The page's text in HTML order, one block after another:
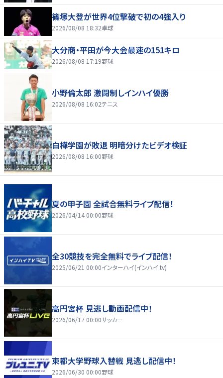
篠塚大登が世界4位撃破で初の4強入り
2026/08/08 18:32卓球
大分商・平田が今大会最速の151キロ
2026/08/08 17:19野球
小野倫太郎 激闘制しインハイ優勝
2026/08/08 16:02テニス
白樺学園が敗退 明暗分けたビデオ検証
2026/08/08 16:00野球
夏の甲子園 全試合無料ライブ配信！
2026/04/14 00:00野球
全30競技を完全無料でライブ配信！
2025/06/21 00:00インターハイ(インハイ.tv)
高円宮杯 見逃し動画配信中！
2026/06/17 00:00サッカー
東都大学野球入替戦 見逃し配信中！
2026/06/30 00:00野球